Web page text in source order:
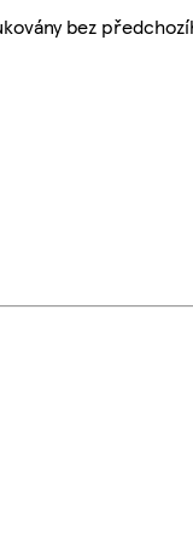
bez